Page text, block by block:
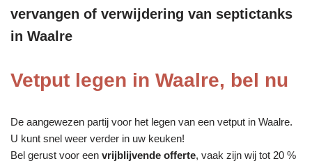
vervangen of verwijdering van septictanks
in Waalre
Vetput legen in Waalre, bel nu
De aangewezen partij voor het legen van een vetput in Waalre.
U kunt snel weer verder in uw keuken!
Bel gerust voor een vrijblijvende offerte, vaak zijn wij tot 20 %